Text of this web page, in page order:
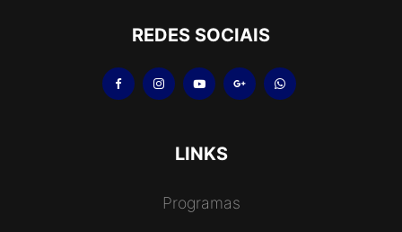
REDES SOCIAIS
LINKS
Programas